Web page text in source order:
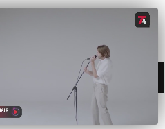
CULTURA